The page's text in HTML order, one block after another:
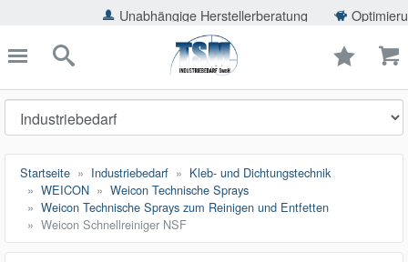
Unabhängige Herstellerberatung Optimierung der
schließen
Suche
Startseite Industriebedarf
Kleb- und Dichtungstechnik
WEICON
Weicon Technische Sprays
Weicon Technische Sprays zum Reinigen und Entfetten
Weicon Schnellreiniger NSF